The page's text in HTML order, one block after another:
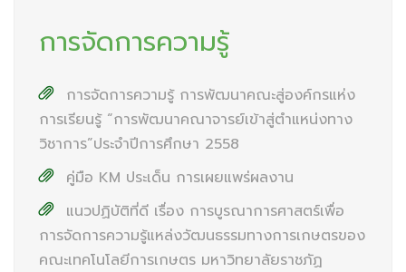
การจัดการความรู้
การจัดการความรู้ การพัฒนาคณะสู่องค์กรแห่ง
การเรียนรู้ “การพัฒนาคณาจารย์เข้าสู่ตำแหน่งทาง
วิชาการ”ประจำปีการศึกษา 2558
คู่มือ KM ประเด็น การเผยแพร่ผลงาน
แนวปฏิบัติที่ดี เรื่อง การบูรณาการศาสตร์เพื่อ
การจัดการความรู้แหล่งวัฒนธรรมทางการเกษตรของ
คณะเทคโนโลยีการเกษตร มหาวิทยาลัยราชภัฏ